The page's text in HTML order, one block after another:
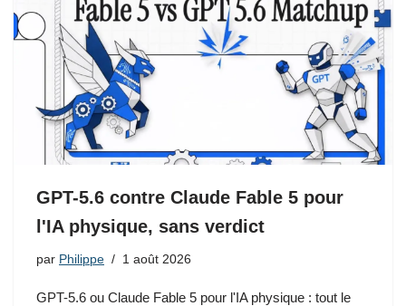
GPT-5.6 contre Claude Fable 5 pour
l'IA physique, sans verdict
par Philippe 1 août 2026
GPT-5.6 ou Claude Fable 5 pour l'IA physique : tout le